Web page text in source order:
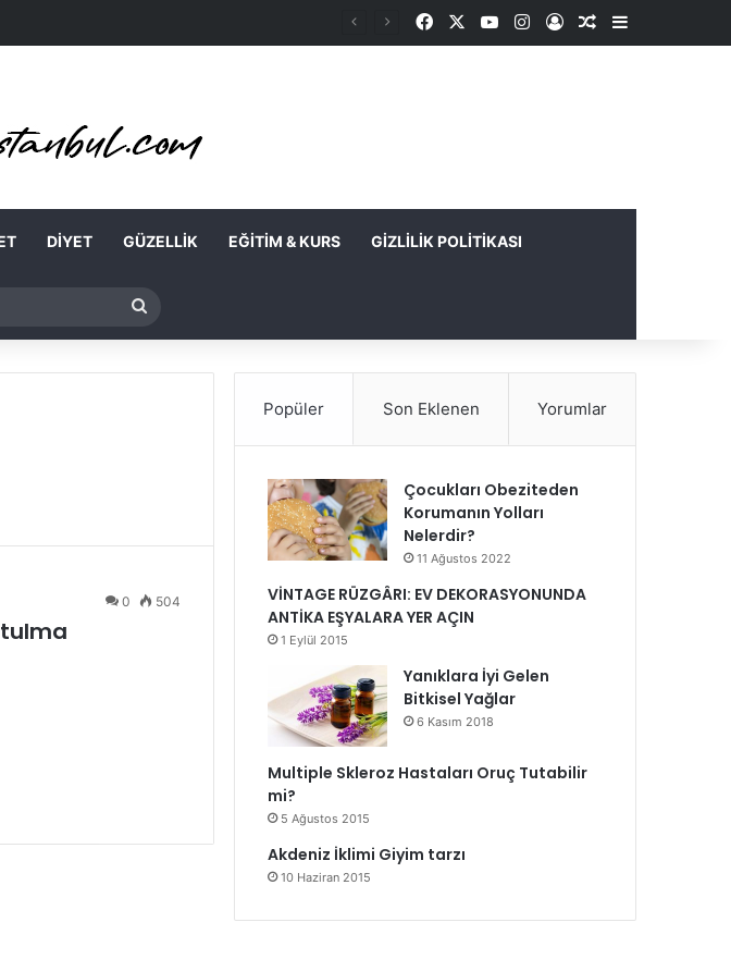
FacebookYouTubeInstagram
Kayıt OlRastgele Makale
Kenar
DIYET GÜZELLIK EĞITIM & KURS GIZLILIK POLITIKASI
Arama
yap
0 504
Popüler Son Eklenen Yorumlar
Çocukları Obeziteden
Korumanın Yolları
Nelerdir?
11 Ağustos 2022
VİNTAGE RÜZGÂRI: EV DEKORASYONUNDA
ANTİKA EŞYALARA YER AÇIN
1 Eylül 2015
Yanıklara İyi Gelen
Bitkisel Yağlar
6 Kasım 2018
Multiple Skleroz Hastaları Oruç Tutabilir
mi?
5 Ağustos 2015
Akdeniz İklimi Giyim tarzı
10 Haziran 2015